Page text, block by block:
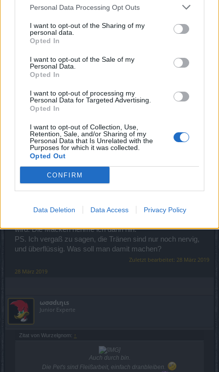
Personal Data Processing Opt Outs
I want to opt-out of the Sharing of my
personal data.
Opted In
I want to opt-out of the Sale of my
Personal Data.
Opted In
I want to opt-out of processing my
Personal Data for Targeted Advertising.
Opted In
I want to opt-out of Collection, Use,
Retention, Sale, and/or Sharing of my
Personal Data that Is Unrelated with the
Purposes for which it was collected.
Opted Out
CONFIRM
Data Deletion Data Access Privacy Policy
Meister eines Forums
Das iwänt könnte großartig sein.
großartig und Klee und Cres ist wirklich gut!
Aber....die Häufigkeit eine Puppe zu droppen ist echt mies.
Und wenn mal eine droppt, hat man die bereits. Keine neue
Noch schlimmer sind die Federn. Die droppen nun wirklich
sehr selten.
Und so komme ich zu meiner Meinung, es ist eben kein
großartiges iwänt, aber doch ein sehr gutes mit leider ein
gezielt farmen.
letzten Jahren kloppen musste.
wird. Die Macken nehme ich dann hin.
PS. Ich vergaß zu sagen, die Tränen sind nur noch nervig,
und überflüssig. Was soll man damit machen?
Zuletzt bearbeitet: 28 März 2019
28 März 2019
ωσσdιηιѕ
Junior Experte
Zitat von Wurzelgnom: ↑
Auch durch bin.
Die Pet's sind Fleißarbeit, einfach dranbleiben.